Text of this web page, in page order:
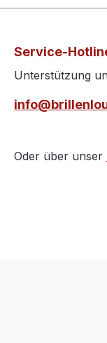
Service-
Unterstützung
Oder über unser